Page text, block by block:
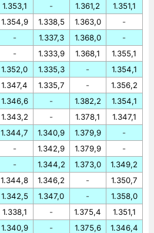
1.353,1
1.354,9
-
-
1.352,0
1.347,4
1.346,6
1.343,2
1.344,7
-
-
1.344,8
1.342,5
1.338,1
1.340,9
-
1.338,5
1.337,3
1.333,9
1.335,3
1.335,7
-
-
1.340,9
1.342,9
1.344,2
1.346,2
1.347,0
-
-
1.361,2
1.363,0
1.368,0
1.368,1
-
-
1.382,2
1.378,1
1.379,9
1.379,9
1.373,0
-
-
1.375,4
1.375,6
1.351,1
-
-
1.355,1
1.354,1
1.356,2
1.354,1
1.347,1
-
-
1.349,2
1.350,7
1.358,0
1.351,1
1.346,4